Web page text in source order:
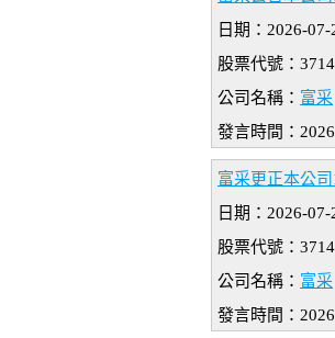
日期：2026-07-
股票代號：3714
公司名稱： 富采
發言時間：
富采更正本公
日期：2026-07-
股票代號：3714
公司名稱： 富采
發言時間：